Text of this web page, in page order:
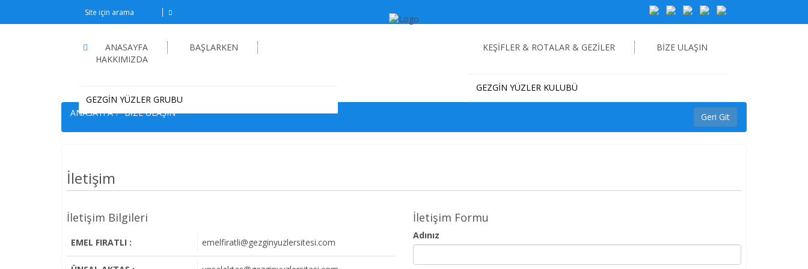
ANASAYFA
BAŞLARKEN
HAKKIMIZDA
GEZGİN YÜZLER GRUBU
KEŞİFLER & ROTALAR & GEZİLER BİZE ULAŞIN
GEZGİN YÜZLER KULUBÜ
ANASAYFA BİZE ULAŞIN
İletişim
İletişim Bilgileri
EMEL FIRATLI : emelfiratli@gezginyuzlersitesi.com
İletişim Formu
Adınız